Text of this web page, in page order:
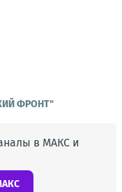
ФРОНТ"
в МАКС и